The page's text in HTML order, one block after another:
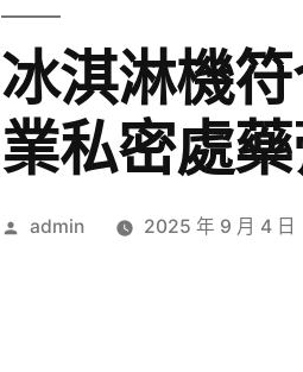
冰淇淋機
業私密處
作
admin 2025 年 9 月 4 日